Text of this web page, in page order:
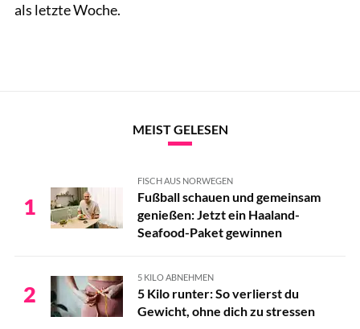
als letzte Woche.
MEIST GELESEN
1
FISCH AUS NORWEGEN
Fußball schauen und gemeinsam
genießen: Jetzt ein Haaland-
Seafood-Paket gewinnen
2
5 KILO ABNEHMEN
5 Kilo runter: So verlierst du
Gewicht, ohne dich zu stressen